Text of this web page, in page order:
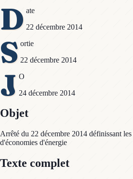
D ate
22 décembre 2014
S ortie
22 décembre 2014
J O
24 décembre 2014
Objet
Arrêté du 22 décembre 2014 définissant
d'économies d'énergie
Texte complet